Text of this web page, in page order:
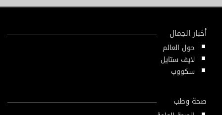
أخبار الجمال
حول العالم
لايف ستايل
سكووب
صحة وطب